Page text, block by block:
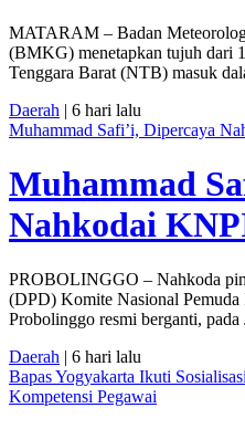
MATARAM – Badan
(BMKG) menetapkan tujuh dari
Tenggara Barat (NTB) masuk
Daerah | 6 hari lalu
Muhammad Safi’i, Dipercaya
Muhammad
Nahkodai
PROBOLINGGO – Nahkoda
(DPD) Komite Nasional
Probolinggo resmi berganti, pada
Daerah | 6 hari lalu
Bapas Yogyakarta Ikuti
Kompetensi Pegawai